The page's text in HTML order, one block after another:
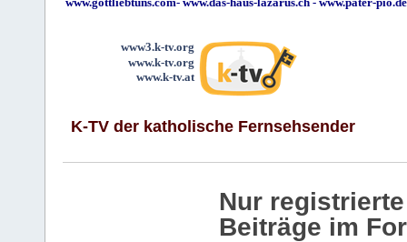
www3.k-tv.org
www.k-tv.org
www.k-tv.at
K-TV der katholische Fernsehsender
Nur
Beiträge im